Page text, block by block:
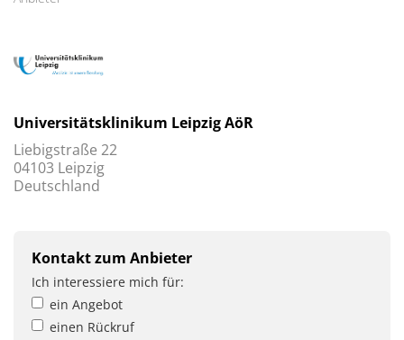
Universitätsklinikum Leipzig AöR
Liebigstraße 22
04103 Leipzig
Deutschland
Kontakt zum Anbieter
Ich interessiere mich für:
ein Angebot
einen Rückruf